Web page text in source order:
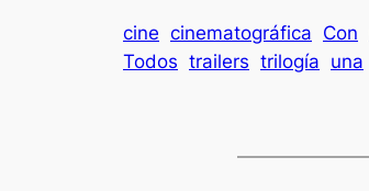
cine cinematográfica Con
Todos trailers trilogía una